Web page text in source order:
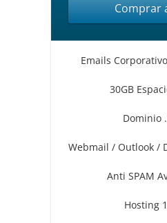
Comprar
Emails
30GB
Dominio
Webmail / Outlook /
Anti SPAM
Hosting